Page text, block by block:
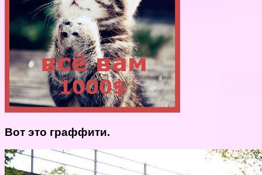
Вот это граффити.